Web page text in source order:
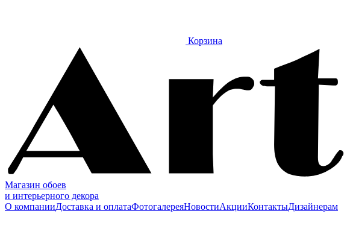
Корзина
Магазин обоев
и интерьерного декора
О компанииДоставка и оплатаФотогалереяНовостиАкцииКонтактыДизайнерам